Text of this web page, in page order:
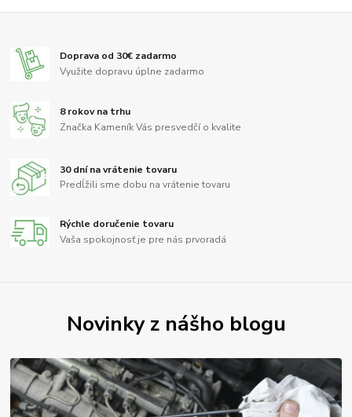
Doprava od 30€ zadarmo
Využite dopravu úplne zadarmo
8 rokov na trhu
Značka Kameník Vás presvedčí o kvalite
30 dní na vrátenie tovaru
Predĺžili sme dobu na vrátenie tovaru
Rýchle doručenie tovaru
Vaša spokojnosť je pre nás prvoradá
Novinky z nášho blogu